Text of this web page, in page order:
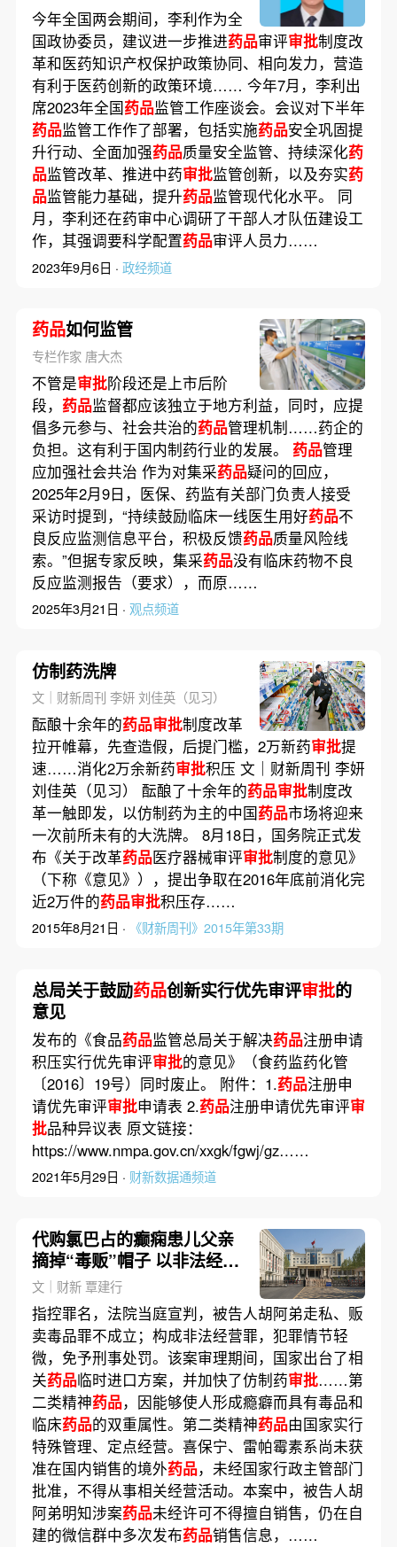
今年全国两会期间，李利作为全
国政协委员，建议进一步推进药品审评审批制度改
革和医药知识产权保护政策协同、相向发力，营造
有利于医药创新的政策环境…… 今年7月，李利出
席2023年全国药品监管工作座谈会。会议对下半年
药品监管工作作了部署，包括实施药品安全巩固提
升行动、全面加强药品质量安全监管、持续深化药
品监管改革、推进中药审批监管创新，以及夯实药
品监管能力基础，提升药品监管现代化水平。 同
月，李利还在药审中心调研了干部人才队伍建设工
作，其强调要科学配置药品审评人员力……
2023年9月6日 · 政经频道
药品如何监管
专栏作家 唐大杰
不管是审批阶段还是上市后阶
段， 药品监督都应该独立于地方利益，同时，应提
倡多元参与、社会共治的药品管理机制……药企的
负担。这有利于国内制药行业的发展。 药品管理
应加强社会共治 作为对集采药品疑问的回应，
2025年2月9日，医保、药监有关部门负责人接受
采访时提到，“持续鼓励临床一线医生用好药品不
良反应监测信息平台，积极反馈药品质量风险线
索。”但据专家反映，集采药品没有临床药物不良
反应监测报告（要求），而原……
2025年3月21日 · 观点频道
仿制药洗牌
文｜财新周刊 李妍 刘佳英（见习）
酝酿十余年的药品审批制度改革
拉开帷幕，先查造假，后提门槛，2万新药审批提
速……消化2万余新药审批积压 文｜财新周刊 李妍
刘佳英（见习） 酝酿了十余年的药品审批制度改
革一触即发，以仿制药为主的中国药品市场将迎来
一次前所未有的大洗牌。 8月18日，国务院正式发
布《关于改革药品医疗器械审评审批制度的意见》
（下称《意见》），提出争取在2016年底前消化完
近2万件的药品审批积压存……
2015年8月21日 · 《财新周刊》2015年第33期
总局关于鼓励药品创新实行优先审评审批的
意见
发布的《食品药品监管总局关于解决药品注册申请
积压实行优先审评审批的意见》（食药监药化管
〔2016〕19号）同时废止。 附件：1.药品注册申
请优先审评审批申请表 2.药品注册申请优先审评审
批品种异议表 原文链接：
https://www.nmpa.gov.cn/xxgk/fgwj/gz……
2021年5月29日 · 财新数据通频道
代购氯巴占的癫痫患儿父亲
摘掉“毒贩”帽子 以非法经营
定罪免刑
文｜财新 覃建行
指控罪名，法院当庭宣判，被告人胡阿弟走私、贩
卖毒品罪不成立；构成非法经营罪，犯罪情节轻
微，免予刑事处罚。该案审理期间，国家出台了相
关药品临时进口方案，并加快了仿制药审批……第
二类精神药品，因能够使人形成瘾癖而具有毒品和
临床药品的双重属性。第二类精神药品由国家实行
特殊管理、定点经营。喜保宁、雷帕霉素系尚未获
准在国内销售的境外药品，未经国家行政主管部门
批准，不得从事相关经营活动。本案中，被告人胡
阿弟明知涉案药品未经许可不得擅自销售，仍在自
建的微信群中多次发布药品销售信息，……